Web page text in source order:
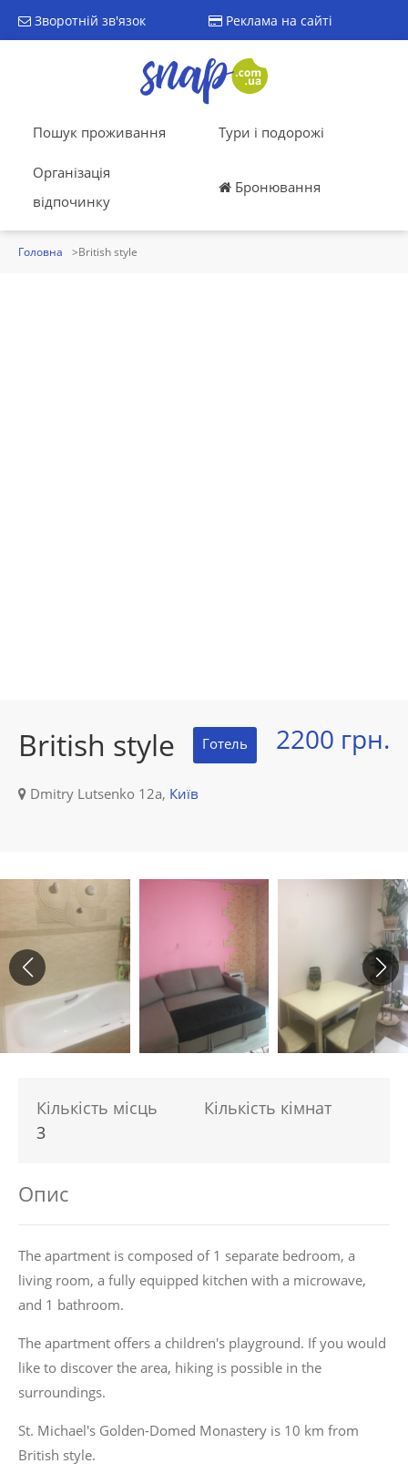
Зворотній зв'язок Реклама на сайті
Пошук проживання Тури і подорожі
Організація
відпочинку
Бронювання
Головна British style
British style Готель 2200 грн.
Dmitry Lutsenko 12а, Київ
Кількість місць
3
Кількість кімнат
Опис
The apartment is composed of 1 separate bedroom, a
living room, a fully equipped kitchen with a microwave,
and 1 bathroom.
The apartment offers a children's playground. If you would
like to discover the area, hiking is possible in the
surroundings.
St. Michael's Golden-Domed Monastery is 10 km from
British style.